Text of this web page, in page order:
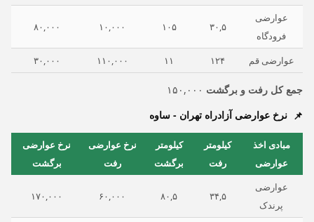
عوارضی
فرودگاه
۳۰,۵ ۱۰۵ ۱۰,۰۰۰ ۸۰,۰۰۰
عوارضی قم ۱۲۴ ۱۱ ۱۱۰,۰۰۰ ۳۰,۰۰۰
جمع کل رفت و برگشت ۱۵۰,۰۰۰
نرخ عوارضی آزادراه تهران - ساوه
مبادی اخذ
عوارضی
کیلومتر
رفت
کیلومتر
برگشت
نرخ عوارضی
رفت
نرخ عوارضی
برگشت
عوارضی
پرندک
۳۴,۵ ۸۰,۵ ۶۰,۰۰۰ ۱۷۰,۰۰۰